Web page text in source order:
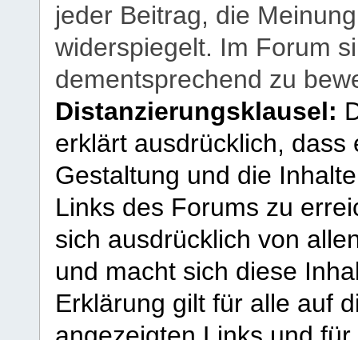
jeder Beitrag, die
widerspiegelt. Im Forum
dementsprechend zu
Distanzierungsklausel:
erklärt ausdrücklich,
Gestaltung und die
Links des Forums zu
sich ausdrücklich von
und macht sich diese
Erklärung gilt für alle auf